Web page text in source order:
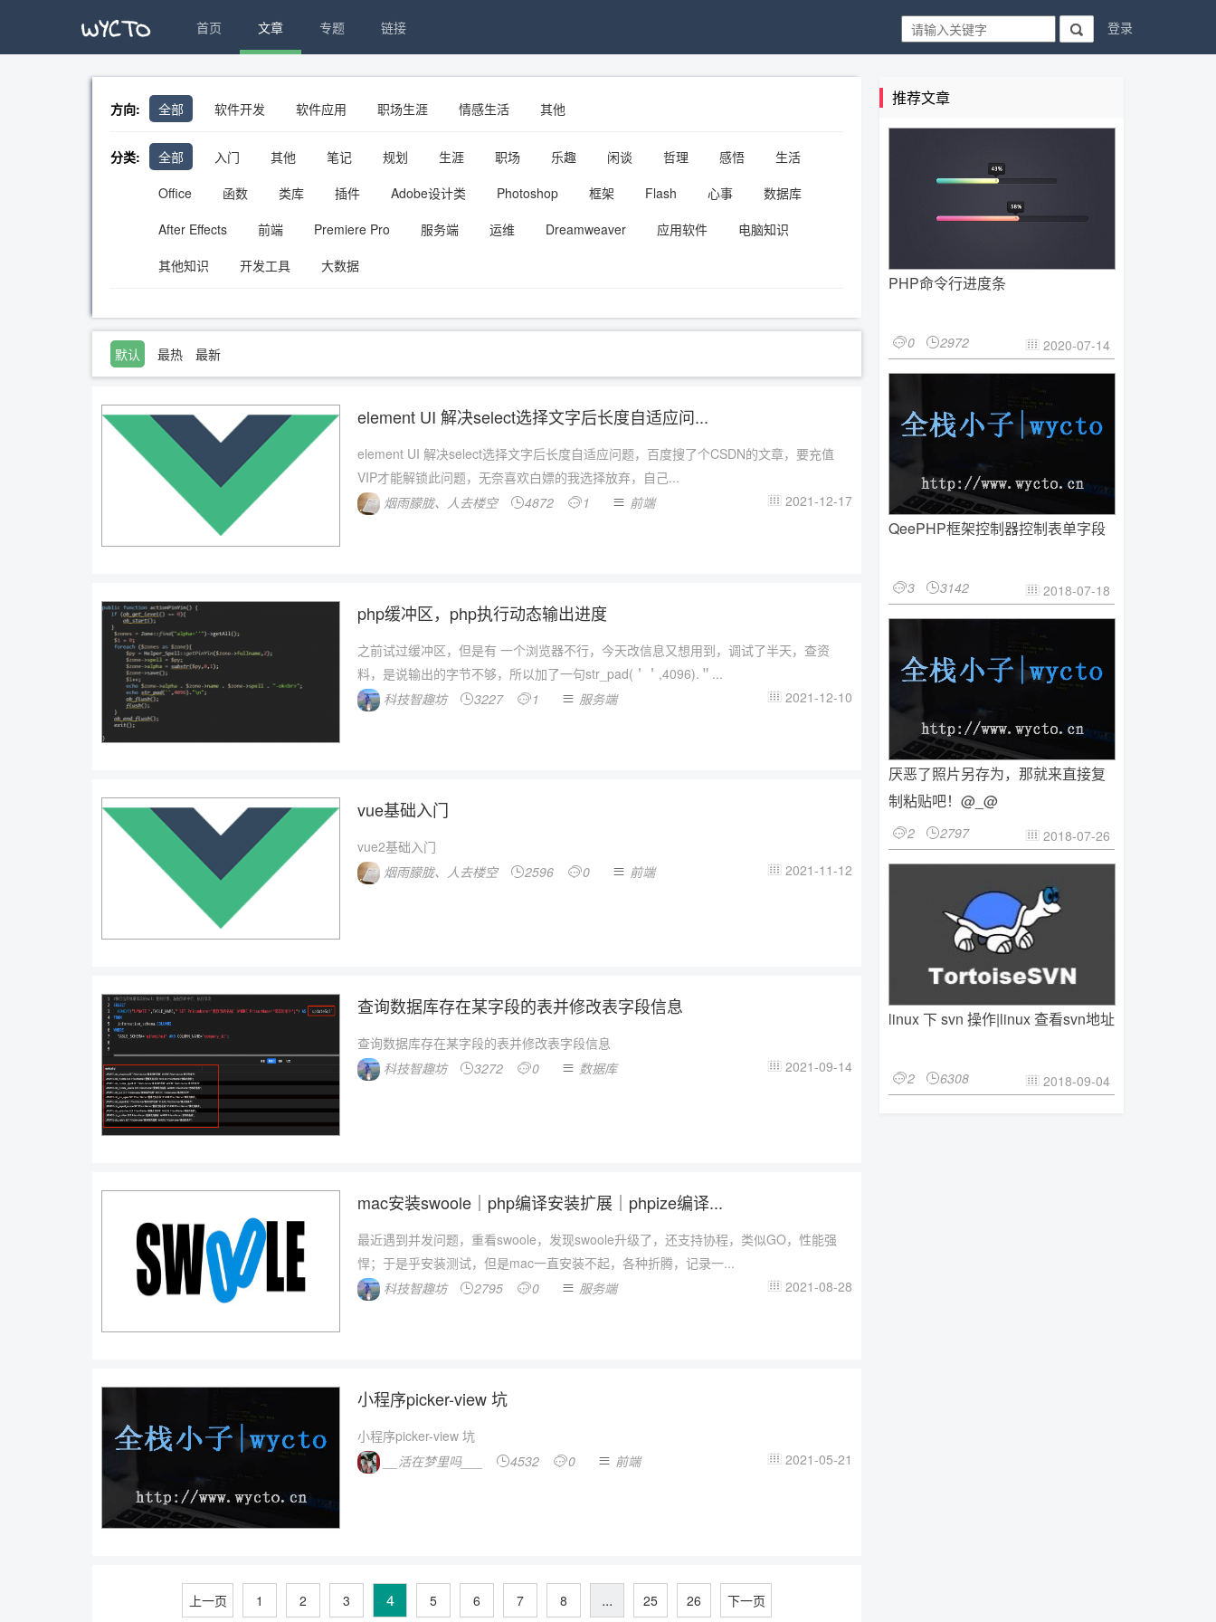
首页 文章 专题 链接  登录
方向: 全部 软件开发 软件应用 职场生涯 情感生活 其他
分类: 全部 入门 其他 笔记 规划 生涯 职场 乐趣 闲谈 哲理 感悟
生活
Office
函数 类库 插件 Adobe设计类 Photoshop 框架 Flash 心事
数据库
After Effects
前端 Premiere Pro 服务端 运维 Dreamweaver 应用软件
电脑知识
其他知识
开发工具 大数据
默认 最热 最新
element UI 解决select选择文字后长度自适应问...
element UI 解决select选择文字后长度自适应问题，百度搜了个CSDN的文章，要充值
VIP才能解锁此问题，无奈喜欢白嫖的我选择放弃，自己...
烟雨朦胧、人去楼空
4872 1  前端  2021-12-17
php缓冲区，php执行动态输出进度
之前试过缓冲区，但是有 一个浏览器不行，今天改信息又想用到，调试了半天，查资
料，是说输出的字节不够，所以加了一句str_pad(＇＇,4096).＂...
科技智趣坊
3227 1  服务端  2021-12-10
vue基础入门
vue2基础入门
烟雨朦胧、人去楼空
2596 0  前端  2021-11-12
查询数据库存在某字段的表并修改表字段信息
查询数据库存在某字段的表并修改表字段信息
科技智趣坊
3272 0  数据库  2021-09-14
mac安装swoole｜php编译安装扩展｜phpize编译...
最近遇到并发问题，重看swoole，发现swoole升级了，还支持协程，类似GO，性能强
悍；于是乎安装测试，但是mac一直安装不起，各种折腾，记录一...
科技智趣坊
2795 0  服务端  2021-08-28
小程序picker-view 坑
小程序picker-view 坑
__活在梦里吗___
4532 0  前端  2021-05-21
上一页 1 2 3 4 5 6 7 8 ... 25 26 下一页
推荐文章
PHP命令行进度条
0 2972  2020-07-14
QeePHP框架控制器控制表单字段
3 3142  2018-07-18
厌恶了照片另存为，那就来直接复
制粘贴吧！@_@
2 2797  2018-07-26
linux 下 svn 操作|linux 查看svn地址
2 6308  2018-09-04